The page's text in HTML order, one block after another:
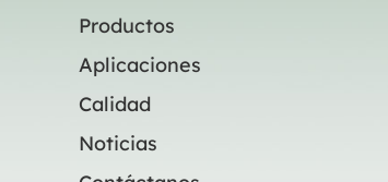
Productos
Aplicaciones
Calidad
Noticias